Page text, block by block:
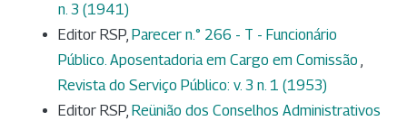
n. 3 (1941)
Editor RSP, Parecer n.° 266 - T - Funcionário
Público. Aposentadoria em Cargo em Comissão ,
Revista do Serviço Público: v. 3 n. 1 (1953)
Editor RSP, Reünião dos Conselhos Administrativos